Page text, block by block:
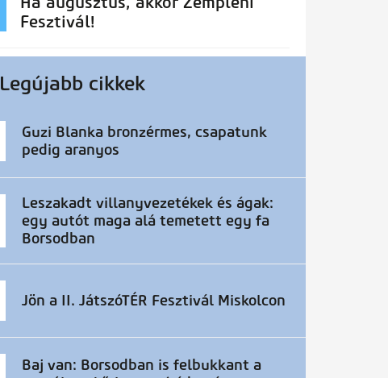
Fesztivál!
Legújabb cikkek
Guzi Blanka bronzérmes, csapatunk
pedig aranyos
Leszakadt villanyvezetékek és ágak:
egy autót maga alá temetett egy fa
Borsodban
Jön a II. JátszóTÉR Fesztivál Miskolcon
Baj van: Borsodban is felbukkant a